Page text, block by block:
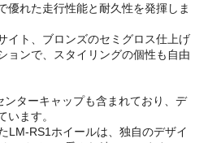
優れた走行性能と耐久性を発揮しま
イト、ブロンズのセミグロス仕上げ
ョンで、スタイリングの個性も自由
ンターキャップも含まれており、デ
います。
LM-RS1ホイールは、独自のデザイ